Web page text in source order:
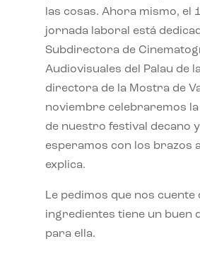
las cosas. Ahora mismo, el
jornada laboral está
Subdirectora de
Audiovisuales del Palau de
directora de la Mostra de
noviembre celebraremos la
de nuestro festival decano
esperamos con los brazos
explica.
Le pedimos que nos cuente
ingredientes tiene un buen
para ella.